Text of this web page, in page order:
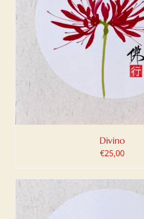
Divino
€25,00